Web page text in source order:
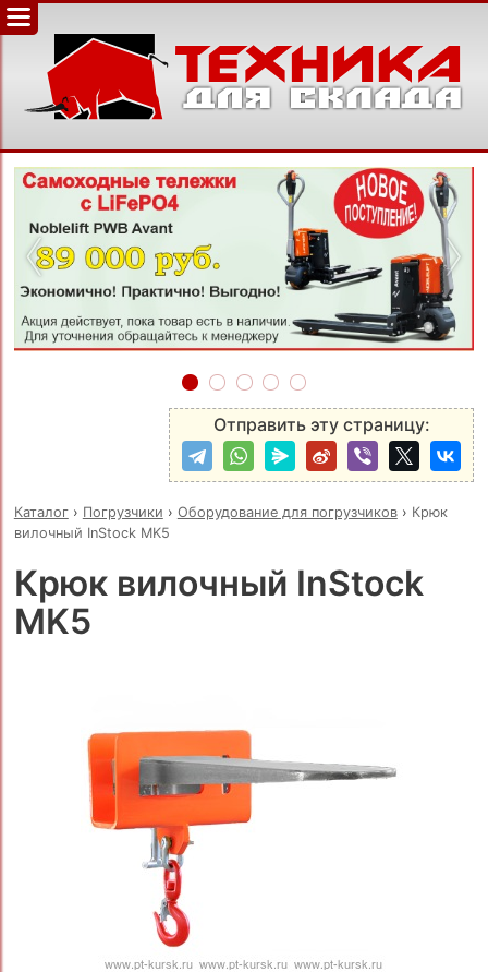
‹ ›
Отправить эту страницу:
Каталог› Погрузчики › Оборудование для погрузчиков› Крюк
вилочный InStock MK5
Крюк вилочный InStock
MK5